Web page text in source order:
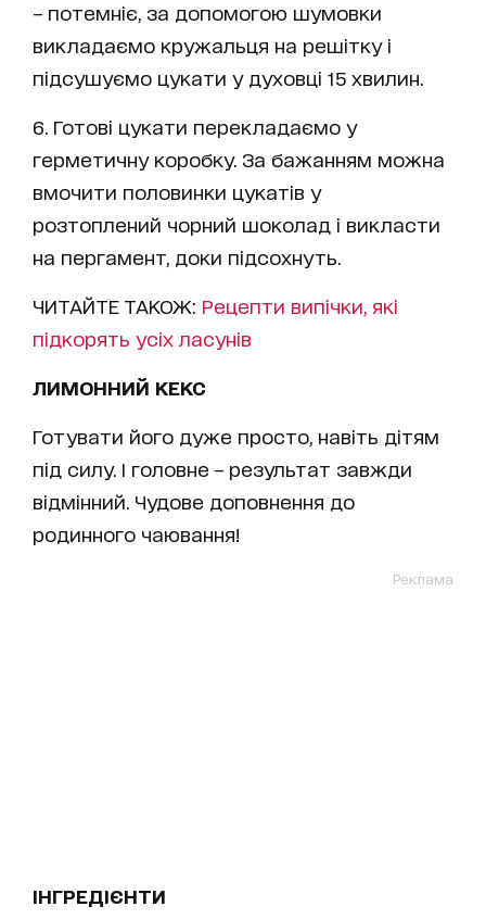
– потемніє, за допомогою шумовки
викладаємо кружальця на решітку і
підсушуємо цукати у духовці 15 хвилин.
6. Готові цукати перекладаємо у
герметичну коробку. За бажанням можна
вмочити половинки цукатів у
розтоплений чорний шоколад і викласти
на пергамент, доки підсохнуть.
ЧИТАЙТЕ ТАКОЖ: Рецепти випічки, які
підкорять усіх ласунів
ЛИМОННИЙ КЕКС
Готувати його дуже просто, навіть дітям
під силу. І головне – результат завжди
відмінний. Чудове доповнення до
родинного чаювання!
Реклама
ІНГРЕДІЄНТИ